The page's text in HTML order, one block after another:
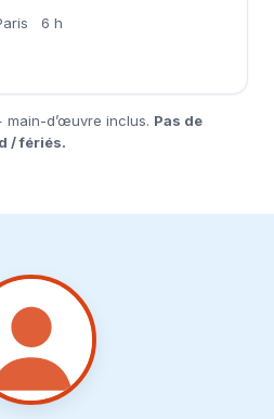
6 h
main-d’œuvre inclus. Pas de
/ fériés.